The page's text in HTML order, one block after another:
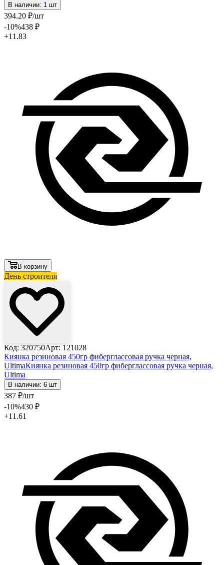
В наличии: 1 шт
394.20 ₽/шт
-10%438 ₽
+11.83
В корзину
День строителя
Код: 320750Арт: 121028
Киянка резиновая 450гр фиберглассовая ручка черная,
UltimaКиянка резиновая 450гр фиберглассовая ручка черная,
Ultima
В наличии: 6 шт
387 ₽/шт
-10%430 ₽
+11.61